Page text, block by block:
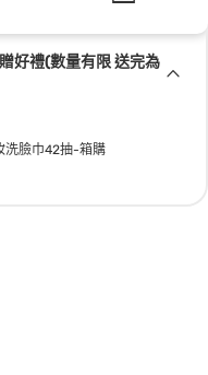
好禮(數量有限 送完為
洗臉巾42抽-箱購